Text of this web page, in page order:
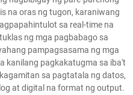
na oras ng tugon, karaniwang
sa real-time na
ng mga pagbabago sa
pampagsasama ng mga
kanilang pagkakatugma sa iba't
sa pagtatala ng datos,
at digital na format ng output.